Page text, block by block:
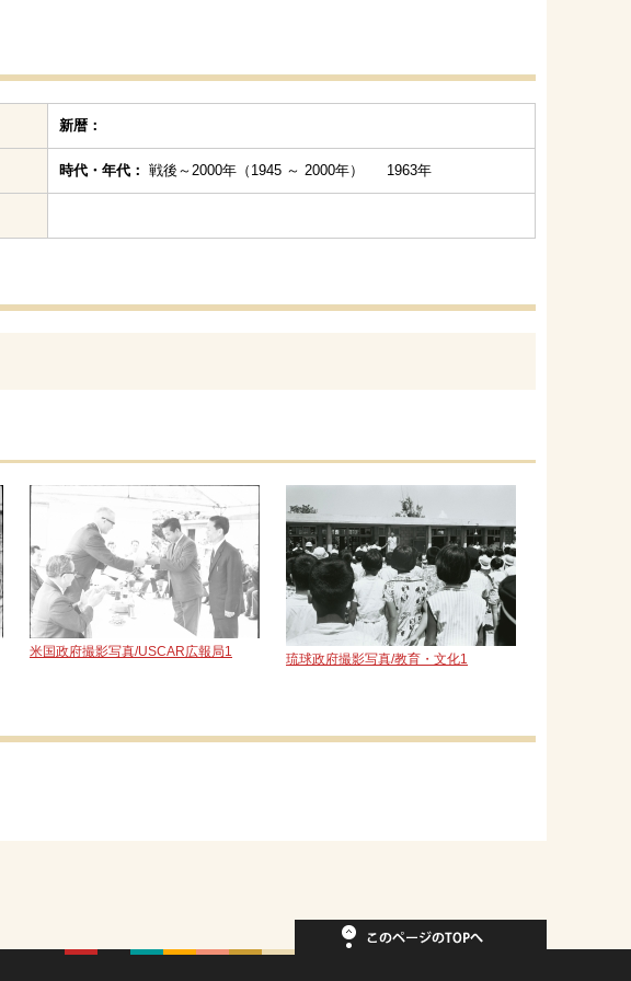
新暦：
時代・年代： 戦後～2000年（1945 ～ 2000年） 1963年
米国政府撮影写真/USCAR広報局1 琉球政府撮影写真/教育・文化1